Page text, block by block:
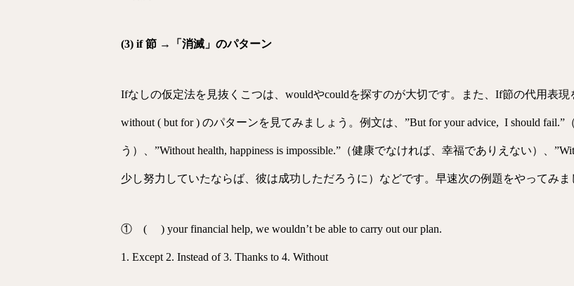
(3) if 節 →「消滅」のパターン
Ifなしの仮定法を見抜くこつは、wouldやcouldを探すのが大切です。また、If節の代用表
without ( but for ) のパターンを見てみましょう。例文は、”But for your advice, I should
う）、”Without health, happiness is impossible.”（健康でなければ、幸福でありえない）、
少し努力していたならば、彼は成功しただろうに）などです。早速次の例題をやってみま
① ( ) your financial help, we wouldnʼt be able to carry out our plan.
1. Except 2. Instead of 3. Thanks to 4. Without